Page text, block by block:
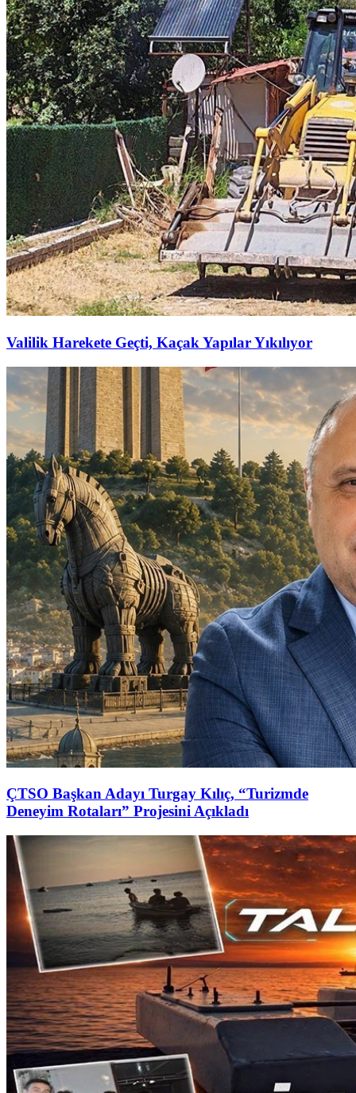
Valilik Harekete Geçti, Kaçak Yapılar Yıkılıyor
ÇTSO Başkan Adayı Turgay Kılıç, “Turizmde
Deneyim Rotaları” Projesini Açıkladı